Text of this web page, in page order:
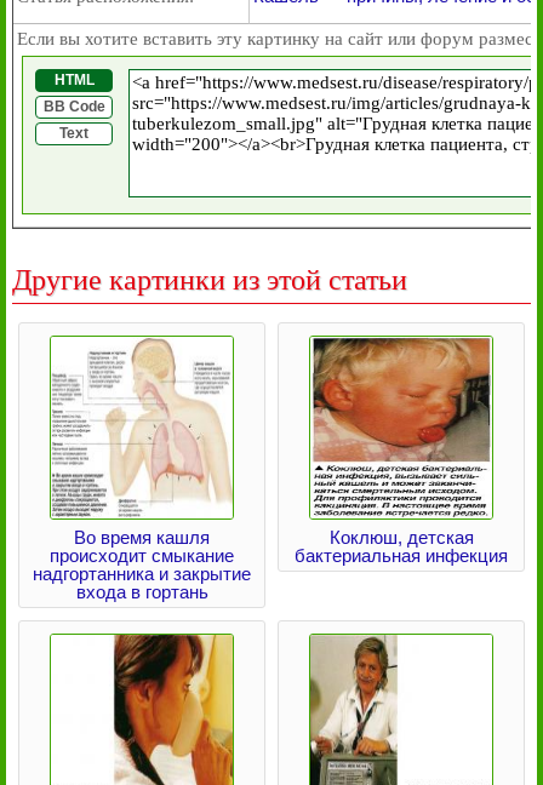
Если вы хотите вставить эту картинку на сайт или форум
HTML
BB Code
Text
Другие картинки из этой статьи
Во время кашля
происходит смыкание
надгортанника и закрытие
входа в гортань
Коклюш, детская
бактериальная инфекция